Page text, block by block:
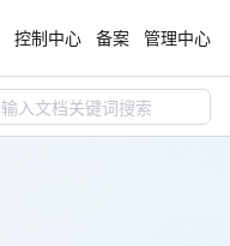
控制中心 备案 管理中心